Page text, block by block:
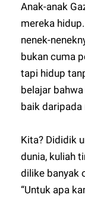
Anak-anak
mereka
nenek-
bukan cuma
tapi hidup
belajar
baik daripada
Kita? Dididik
dunia, kuliah
dilike banyak
“Untuk apa